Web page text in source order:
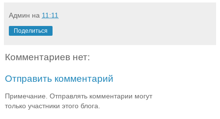
Админ на 11:11
Поделиться
Комментариев нет:
Отправить комментарий
Примечание. Отправлять комментарии могут
только участники этого блога.